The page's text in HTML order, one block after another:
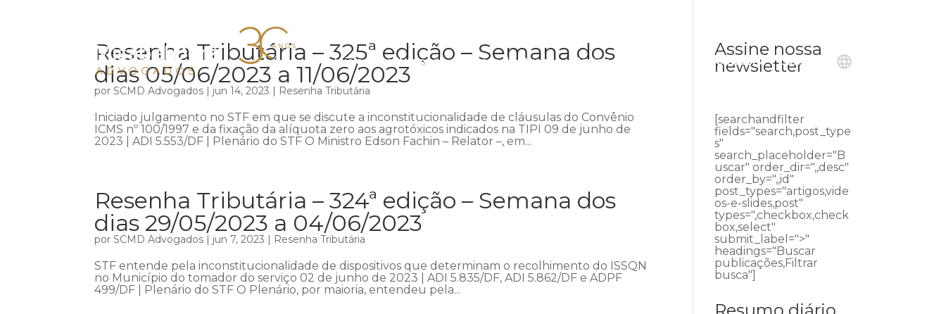
Início Institucional Áreas de atuação Equipe Ouvidoria Contato
Resenha Tributária – 325ª edição – Semana dos
dias 05/06/2023 a 11/06/2023
porSCMD Advogados | jun 14, 2023 | Resenha Tributária
Iniciado julgamento no STF em que se discute a inconstitucionalidade de cláusulas do Convênio
ICMS nº 100/1997 e da fixação da alíquota zero aos agrotóxicos indicados na TIPI 09 de junho de
2023 | ADI 5.553/DF | Plenário do STF O Ministro Edson Fachin – Relator –, em...
Resenha Tributária – 324ª edição – Semana dos
dias 29/05/2023 a 04/06/2023
porSCMD Advogados | jun 7, 2023 | Resenha Tributária
STF entende pela inconstitucionalidade de dispositivos que determinam o recolhimento do ISSQN
no Município do tomador do serviço 02 de junho de 2023 | ADI 5.835/DF, ADI 5.862/DF e ADPF
499/DF | Plenário do STF O Plenário, por maioria, entendeu pela...
Assine nossa
newsletter
[searchandfilter
fields="search,post_type
s"
search_placeholder="B
uscar" order_dir=",,desc"
order_by=",,id"
post_types="artigos,vide
os-e-slides,post"
types=",checkbox,check
box,select"
submit_label=">"
headings="Buscar
publicações,Filtrar
busca"]